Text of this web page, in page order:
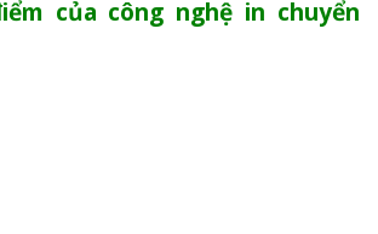
của công nghệ in chuyển